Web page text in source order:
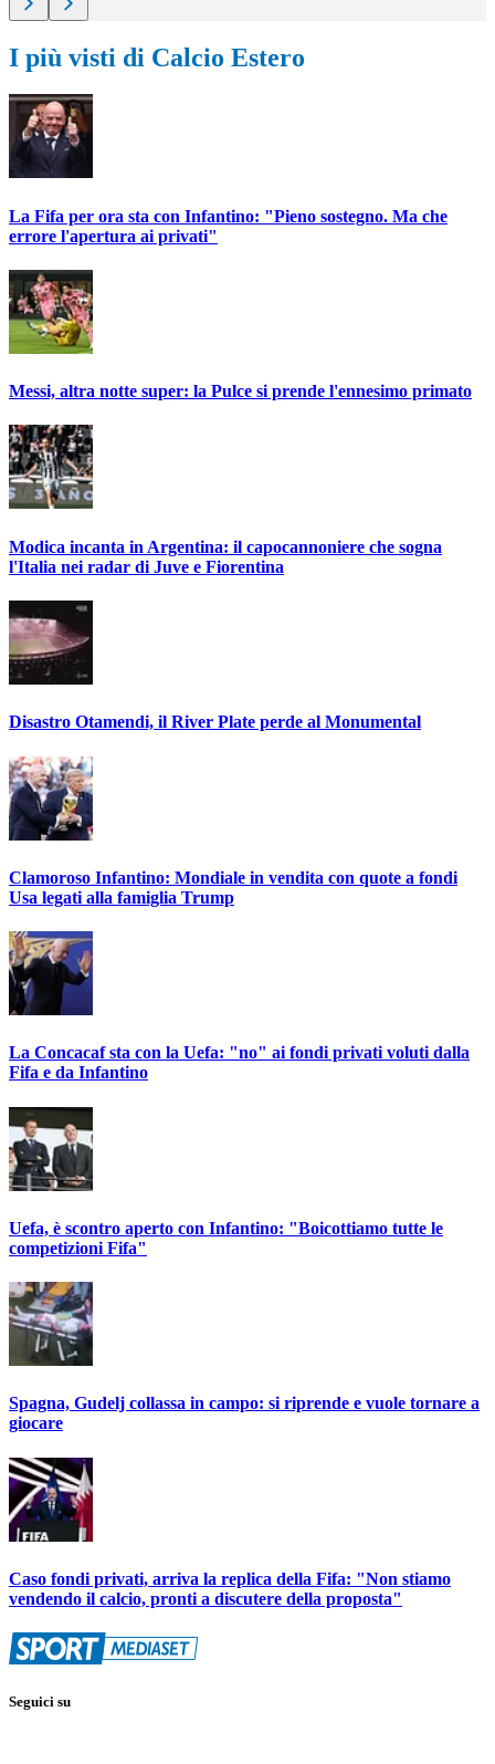
I più visti di Calcio Estero
La Fifa per ora sta con Infantino: "Pieno sostegno. Ma che
errore l'apertura ai privati"
Messi, altra notte super: la Pulce si prende l'ennesimo primato
Modica incanta in Argentina: il capocannoniere che sogna
l'Italia nei radar di Juve e Fiorentina
Disastro Otamendi, il River Plate perde al Monumental
Clamoroso Infantino: Mondiale in vendita con quote a fondi
Usa legati alla famiglia Trump
La Concacaf sta con la Uefa: "no" ai fondi privati voluti dalla
Fifa e da Infantino
Uefa, è scontro aperto con Infantino: "Boicottiamo tutte le
competizioni Fifa"
Spagna, Gudelj collassa in campo: si riprende e vuole tornare a
giocare
Caso fondi privati, arriva la replica della Fifa: "Non stiamo
vendendo il calcio, pronti a discutere della proposta"
Seguici su